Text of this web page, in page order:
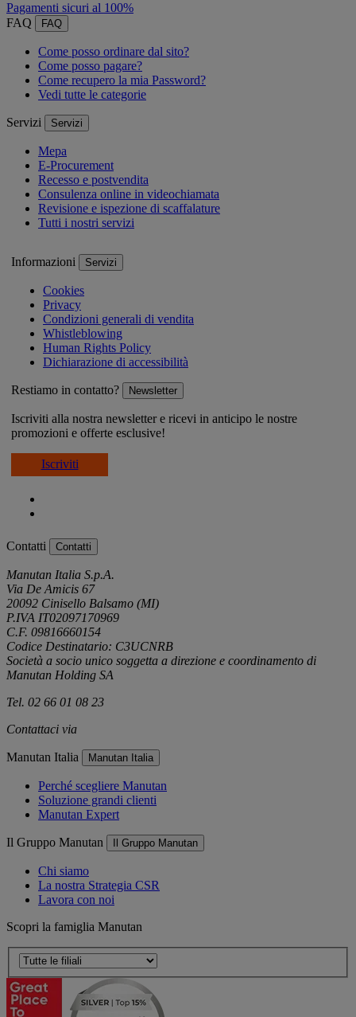
Pagamenti sicuri al 100%
FAQ
FAQ
Come posso ordinare dal sito?
Come posso pagare?
Come recupero la mia Password?
Vedi tutte le categorie
Servizi Servizi
Mepa
E-Procurement
Recesso e postvendita
Consulenza online in videochiamata
Revisione e ispezione di scaffalature
Tutti i nostri servizi
Informazioni Servizi
Cookies
Privacy
Condizioni generali di vendita
Whistleblowing
Human Rights Policy
Dichiarazione di accessibilità
Restiamo in contatto? Newsletter
Iscriviti alla nostra newsletter e ricevi in anticipo le nostre
promozioni e offerte esclusive!
Iscriviti
Contatti Contatti
Manutan Italia S.p.A.
Via De Amicis 67
20092 Cinisello Balsamo (MI)
P.IVA IT02097170969
C.F. 09816660154
Codice Destinatario: C3UCNRB
Società a socio unico soggetta a direzione e coordinamento di
Manutan Holding SA
Tel. 02 66 01 08 23
Contattaci via
Manutan Italia Manutan Italia
Perché scegliere Manutan
Soluzione grandi clienti
Manutan Expert
Il Gruppo Manutan Il Gruppo Manutan
Chi siamo
La nostra Strategia CSR
Lavora con noi
Scopri la famiglia Manutan